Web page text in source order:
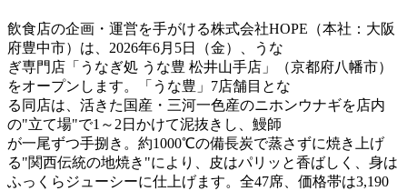
飲食店の企画・運営を手がける株式会社HOPE（本社：大阪
府豊中市）は、2026年6月5日（金）、うな
ぎ専門店「うなぎ処 うな豊 松井山手店」（京都府八幡市）
をオープンします。「うな豊」7店舗目とな
る同店は、活きた国産・三河一色産のニホンウナギを店内
の"立て場"で1～2日かけて泥抜きし、鰻師
が一尾ずつ手捌き。約1000℃の備長炭で蒸さずに焼き上げ
る"関西伝統の地焼き"により、皮はパリッと香ばしく、身は
ふっくらジューシーに仕上げます。全47席、価格帯は3,190